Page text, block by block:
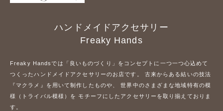
ハンドメイドアクセサリー
Freaky Hands
Freaky Handsでは「良いものづくり」をコンセプトに一つ一つ心込めて
つくったハンドメイドアクセサリーのお店です。 古来からある結いの技法
『マクラメ』を用いて制作したものや、 世界中のさまざまな地域特有の模
様（トライバル模様）を モチーフにしたアクセサリーを取り揃えておりま
す。